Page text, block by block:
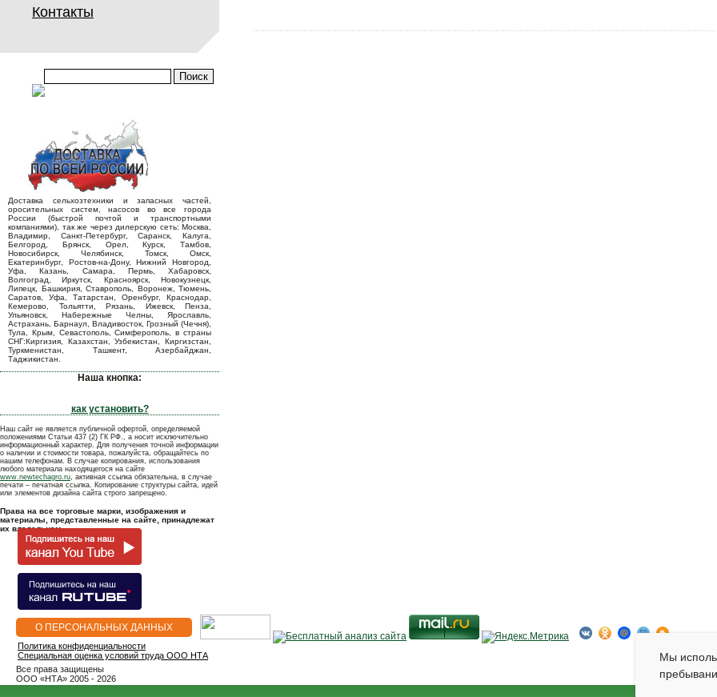
Контакты
Доставка сельхозтехники и запасных частей,
оросительных систем, насосов во все города
России (быстрой почтой и транспортными
компаниями), так же через дилерскую сеть: Москва,
Владимир, Санкт-Петербург, Саранск, Калуга,
Белгород, Брянск, Орел, Курск, Тамбов,
Новосибирск, Челябинск, Томск, Омск,
Екатеринбург, Ростов-на-Дону, Нижний Новгород,
Уфа, Казань, Самара, Пермь, Хабаровск,
Волгоград, Иркутск, Красноярск, Новокузнецк,
Липецк, Башкирия, Ставрополь, Воронеж, Тюмень,
Саратов, Уфа, Татарстан, Оренбург, Краснодар,
Кемерово, Тольятти, Рязань, Ижевск, Пенза,
Ульяновск, Набережные Челны, Ярославль,
Астрахань, Барнаул, Владивосток, Грозный (Чечня),
Тула, Крым, Севастополь, Симферополь, в страны
СНГ:Киргизия, Казахстан, Узбекистан, Киргизстан,
Туркменистан, Ташкент, Азербайджан,
Таджикистан.
Наша кнопка:
как установить?
Наш сайт не является публичной офертой, определяемой
положениями Статьи 437 (2) ГК РФ., а носит исключительно
информационный характер. Для получения точной информации
о наличии и стоимости товара, пожалуйста, обращайтесь по
нашим телефонам. В случае копирования, использования
любого материала находящегося на сайте
www.newtechagro.ru, активная ссылка обязательна, в случае
печати – печатная ссылка. Копирование структуры сайта, идей
или элементов дизайна сайта строго запрещено.
Права на все торговые марки, изображения и
материалы, представленные на сайте, принадлежат
их владельцам.
О ПЕРСОНАЛЬНЫХ ДАННЫХ
Все права защищены
OOO «НТА» 2005 - 2026
Политика конфиденциальности
Специальная оценка условий труда ООО НТА
Мы